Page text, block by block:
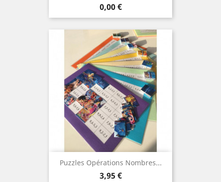
Prix
0,00 €
Puzzles Opérations Nombres...
Prix
3,95 €